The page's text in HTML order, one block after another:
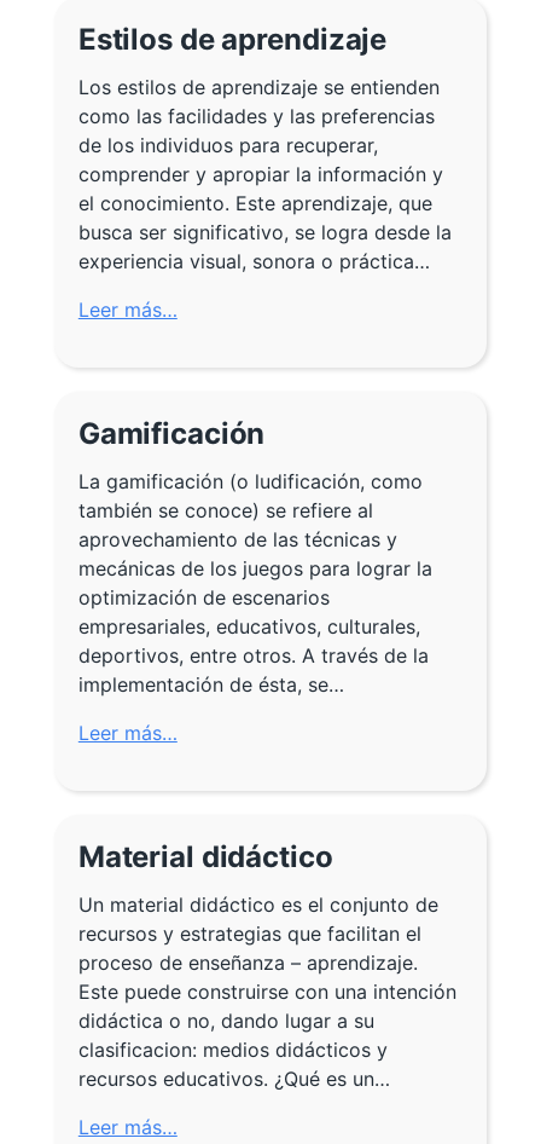
Estilos de aprendizaje
Los estilos de aprendizaje se entienden
como las facilidades y las preferencias
de los individuos para recuperar,
comprender y apropiar la información y
el conocimiento. Este aprendizaje, que
busca ser significativo, se logra desde la
experiencia visual, sonora o práctica…
Leer más…
Gamificación
La gamificación (o ludificación, como
también se conoce) se refiere al
aprovechamiento de las técnicas y
mecánicas de los juegos para lograr la
optimización de escenarios
empresariales, educativos, culturales,
deportivos, entre otros. A través de la
implementación de ésta, se…
Leer más…
Material didáctico
Un material didáctico es el conjunto de
recursos y estrategias que facilitan el
proceso de enseñanza – aprendizaje.
Este puede construirse con una intención
didáctica o no, dando lugar a su
clasificacion: medios didácticos y
recursos educativos. ¿Qué es un…
Leer más…